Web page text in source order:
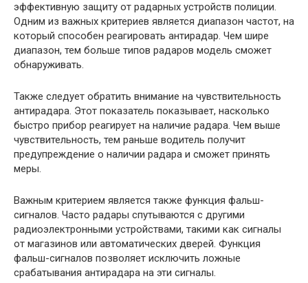
эффективную защиту от радарных устройств полиции.
Одним из важных критериев является диапазон частот, на
который способен реагировать антирадар. Чем шире
диапазон, тем больше типов радаров модель сможет
обнаруживать.
Также следует обратить внимание на чувствительность
антирадара. Этот показатель показывает, насколько
быстро прибор реагирует на наличие радара. Чем выше
чувствительность, тем раньше водитель получит
предупреждение о наличии радара и сможет принять
меры.
Важным критерием является также функция фальш-
сигналов. Часто радары спутываются с другими
радиоэлектронными устройствами, такими как сигналы
от магазинов или автоматических дверей. Функция
фальш-сигналов позволяет исключить ложные
срабатывания антирадара на эти сигналы.